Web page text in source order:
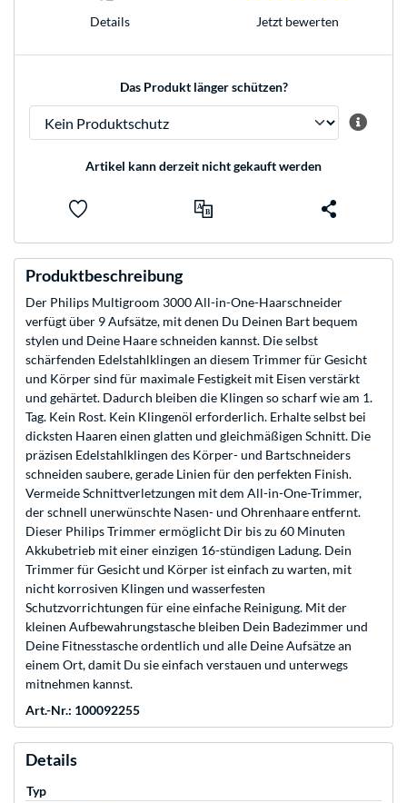
Details Jetzt bewerten
Das Produkt länger schützen?
Artikel kann derzeit nicht gekauft werden
Produktbeschreibung
Der Philips Multigroom 3000 All-in-One-Haarschneider
verfügt über 9 Aufsätze, mit denen Du Deinen Bart bequem
stylen und Deine Haare schneiden kannst. Die selbst
schärfenden Edelstahlklingen an diesem Trimmer für Gesicht
und Körper sind für maximale Festigkeit mit Eisen verstärkt
und gehärtet. Dadurch bleiben die Klingen so scharf wie am 1.
Tag. Kein Rost. Kein Klingenöl erforderlich. Erhalte selbst bei
dicksten Haaren einen glatten und gleichmäßigen Schnitt. Die
präzisen Edelstahlklingen des Körper- und Bartschneiders
schneiden saubere, gerade Linien für den perfekten Finish.
Vermeide Schnittverletzungen mit dem All-in-One-Trimmer,
der schnell unerwünschte Nasen- und Ohrenhaare entfernt.
Dieser Philips Trimmer ermöglicht Dir bis zu 60 Minuten
Akkubetrieb mit einer einzigen 16-stündigen Ladung. Dein
Trimmer für Gesicht und Körper ist einfach zu warten, mit
nicht korrosiven Klingen und wasserfesten
Schutzvorrichtungen für eine einfache Reinigung. Mit der
kleinen Aufbewahrungstasche bleiben Dein Badezimmer und
Deine Fitnesstasche ordentlich und alle Deine Aufsätze an
einem Ort, damit Du sie einfach verstauen und unterwegs
mitnehmen kannst.
Art.-Nr.: 100092255
Details
Typ